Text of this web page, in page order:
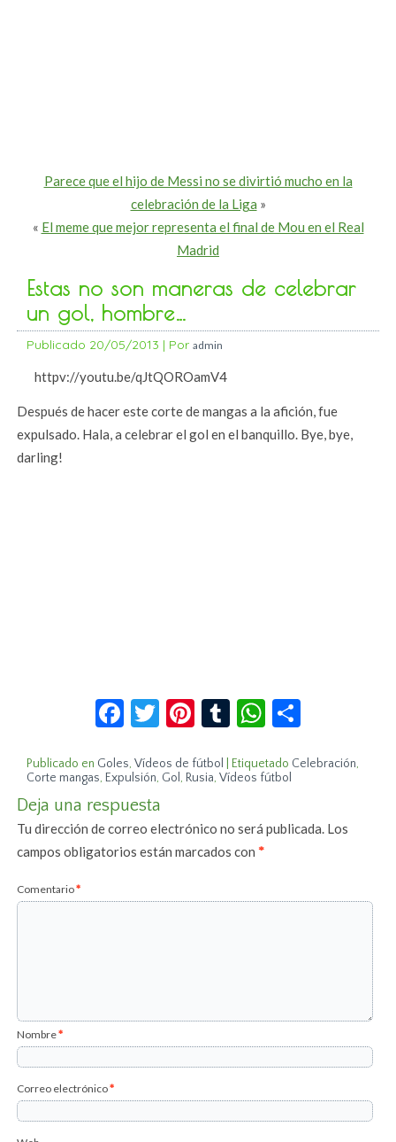
Parece que el hijo de Messi no se divirtió mucho en la
celebración de la Liga »
« El meme que mejor representa el final de Mou en el Real
Madrid
Estas no son maneras de celebrar
un gol, hombre…
Publicado 20/05/2013 | Por admin
httpv://youtu.be/qJtQOROamV4
Después de hacer este corte de mangas a la afición, fue
expulsado. Hala, a celebrar el gol en el banquillo. Bye, bye,
darling!
Facebook
Twitter
Pinterest
TumblrWhatsApp
Publicado en Goles,Vídeos de fútbol Etiquetado Celebración,
Corte mangas, Expulsión, Gol, Rusia,Vídeos fútbol
Deja una respuesta
Tu dirección de correo electrónico no será publicada. Los
campos obligatorios están marcados con*
Comentario*
Nombre*
Correo electrónico*